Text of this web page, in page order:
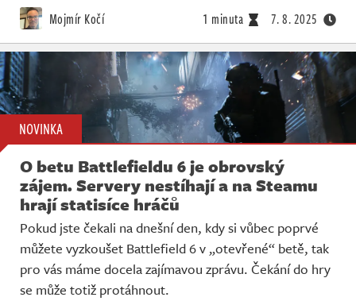
Mojmír Kočí 1 minuta 7. 8. 2025
NOVINKA
O betu Battlefieldu 6 je obrovský
zájem. Servery nestíhají a na Steamu
hrají statisíce hráčů
Pokud jste čekali na dnešní den, kdy si vůbec poprvé
můžete vyzkoušet Battlefield 6 v „otevřené“ betě, tak
pro vás máme docela zajímavou zprávu. Čekání do hry
se může totiž protáhnout.